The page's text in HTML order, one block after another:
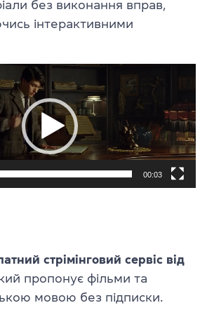
без виконання вправ,
інтерактивними
00:03
стрімінговий сервіс від
пропонує фільми та
мовою без підписки.